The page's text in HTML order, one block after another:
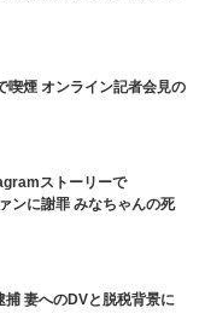
喫煙 オンライン記者会見の
ストーリーで
ンに謝罪 みなちゃんの死
妻へのDVと脱税背景に